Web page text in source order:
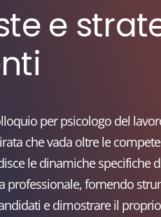
e
per psicologo del
che vada oltre le
le dinamiche specifiche
professionale, fornendo
e dimostrare il